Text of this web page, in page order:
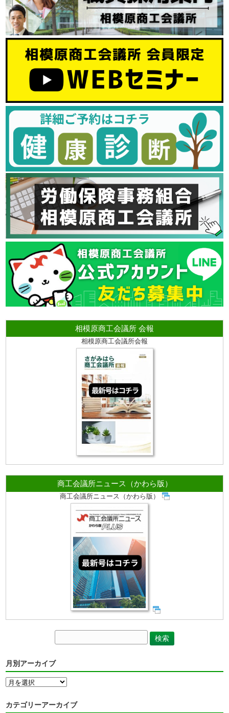
相模原商工会議所 会報
相模原商工会議所会報
商工会議所ニュース（かわら版）
商工会議所ニュース（かわら版）
月別アーカイブ
月
ー
カテゴリーアーカイブ